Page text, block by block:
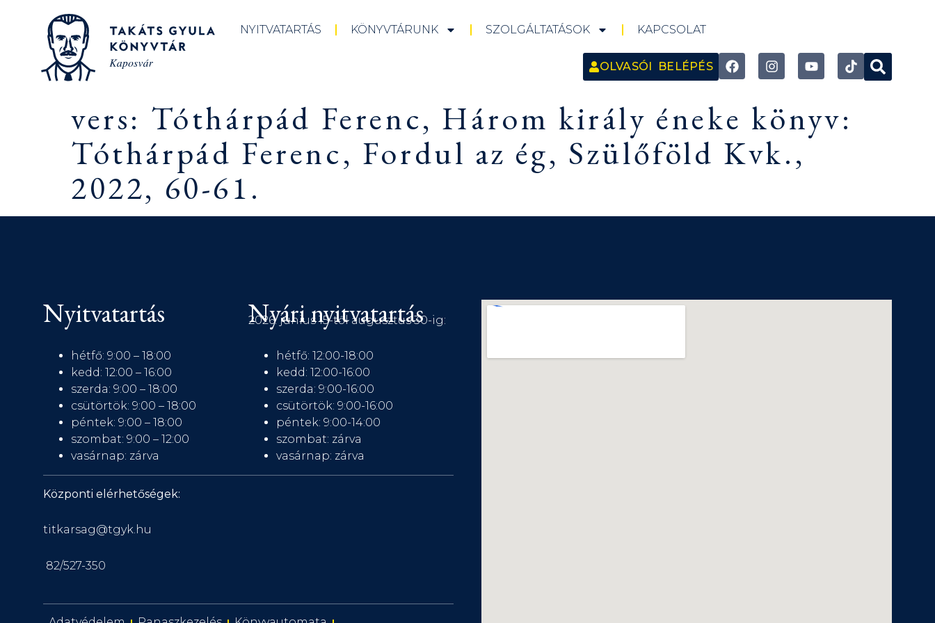
NYITVATARTÁS KÖNYVTÁRUNK SZOLGÁLTATÁSOK KAPCSOLAT
OLVASÓI BELÉPÉS
vers: Tóthárpád Ferenc, Három király éneke könyv:
Tóthárpád Ferenc, Fordul az ég, Szülőföld Kvk.,
2022, 60-61.
Nyitvatartás
hétfő: 9:00 – 18:00
kedd: 12:00 – 16:00
szerda: 9:00 – 18:00
csütörtök: 9:00 – 18:00
péntek: 9:00 – 18:00
szombat: 9:00 – 12:00
vasárnap: zárva
Nyári nyitvatartás
2026. június 15-től augusztus 30-ig:
hétfő: 12:00-18:00
kedd: 12:00-16:00
szerda: 9:00-16:00
csütörtök: 9:00-16:00
péntek: 9:00-14:00
szombat: zárva
vasárnap: zárva
Központi elérhetőségek:
titkarsag@tgyk.hu
82/527-350